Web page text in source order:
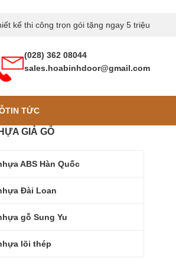
kế thi công trọn gói tặng ngay 5 triệu
(028) 362 08044
sales.hoabinhdoor@gmail.com
TIN TỨC
GIẢ GỖ
ABS Hàn Quốc
Đài Loan
gỗ Sung Yu
lõi thép